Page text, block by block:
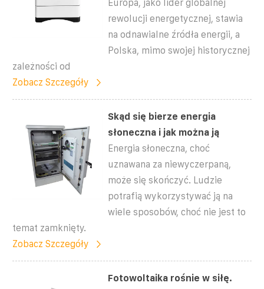
Europa, jako lider globalnej
rewolucji energetycznej, stawia
na odnawialne źródła energii, a
Polska, mimo swojej historycznej
zależności od
Zobacz Szczegóły
Skąd się bierze energia
słoneczna i jak można ją
Energia słoneczna, choć
uznawana za niewyczerpaną,
może się skończyć. Ludzie
potrafią wykorzystywać ją na
wiele sposobów, choć nie jest to
temat zamknięty.
Zobacz Szczegóły
Fotowoltaika rośnie w siłę.